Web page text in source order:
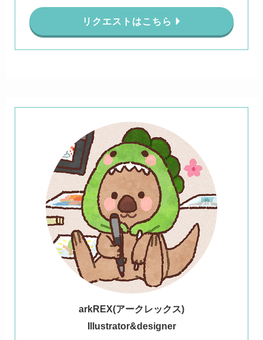
リクエストはこちら
arkREX(アークレックス)
Illustrator&designer